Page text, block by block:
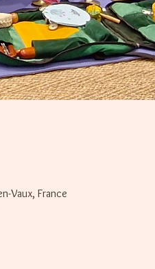
Vaux, France